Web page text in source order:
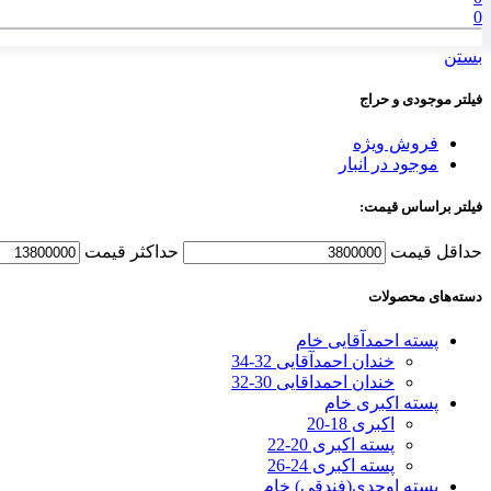
0
بستن
فیلتر موجودی و حراج
فروش ویژه
موجود در انبار
فیلتر براساس قیمت:
حداقل قیمت حداكثر قيمت
دسته‌های محصولات
پسته احمدآقایی خام
خندان احمدآقایی 32-34
خندان احمداقایی 30-32
پسته اکبری خام
اکبری 18-20
پسته اکبری 20-22
پسته اکبری 24-26
پسته اوحدی(فندقی) خام